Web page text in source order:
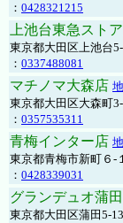
： 0428321215
上池台東急スト
東京都大田区上池台
： 0337488081
マチノマ大森店
東京都大田区大森町
： 0357535311
青梅インター店
東京都青梅市新町６-
： 0428339031
グランデュオ蒲
東京都大田区蒲田5-